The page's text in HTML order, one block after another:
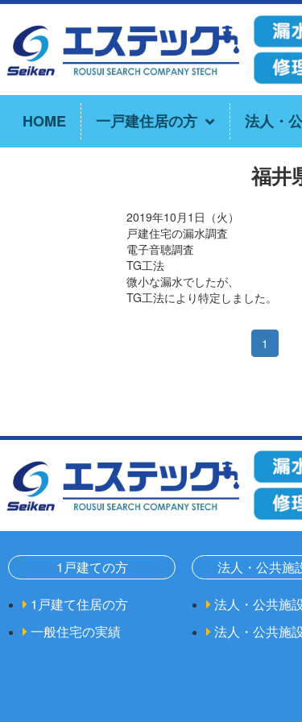
HOME 一戸建住居の方 法人・
福井
2019年10月1日（火）
戸建住宅の漏水調査
電子音聴調査
TG工法
微小な漏水でしたが、
TG工法により特定しました。
1
1戸建ての方
1戸建て住居の方
一般住宅の実績
法人・公共施
法人・公共施
法人・公共施